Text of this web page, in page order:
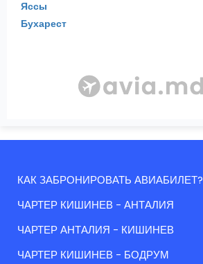
Яссы
Бухарест
КАК ЗАБРОНИРОВАТЬ АВИАБИЛЕТ?
ЧАРТЕР КИШИНЕВ - АНТАЛИЯ
ЧАРТЕР АНТАЛИЯ - КИШИНЕВ
ЧАРТЕР КИШИНЕВ - БОДРУМ